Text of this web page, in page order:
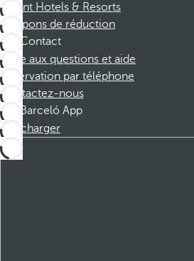
Dorint Hotels & Resorts
Coupons de réduction
Contact
Foire aux questions et aide
Réservation par téléphone
Contactez-nous
Barceló App
Télécharger